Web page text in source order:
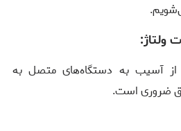
ولتاژ:
از آسیب به دستگاه‌های متصل به
ضروری است.